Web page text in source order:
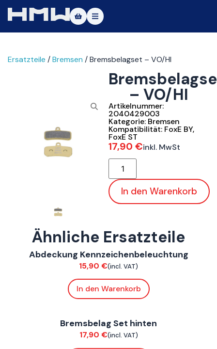
Über uns
Fahrzeuge
Testfahrt
Service
Kontakt
Ersatzteile /Bremsen / Bremsbelagset – VO/HI
– VO/HI
Artikelnummer:
2040429003
Kategorie: Bremsen
Kompatibilität: FoxE BY,
FoxE ST
17,90 €inkl. MwSt
In den Warenkorb
Ähnliche Ersatzteile
Verkleidung
ConnE, FoxE BY , FoxE ST
Abdeckung Kennzeichenbeleuchtung
15,90 €(incl. VAT)
In den Warenkorb
Bremsbelag Set hinten
17,90 €(incl. VAT)